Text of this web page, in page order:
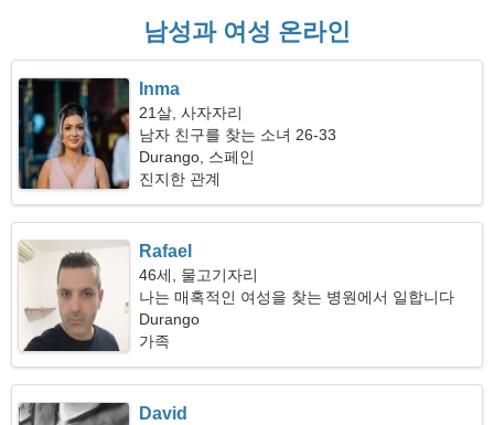
남성과 여성 온라인
Inma
21살, 사자자리
남자 친구를 찾는 소녀 26-33
Durango, 스페인
진지한 관계
Rafael
46세, 물고기자리
나는 매혹적인 여성을 찾는 병원에서 일합니다
Durango
가족
David